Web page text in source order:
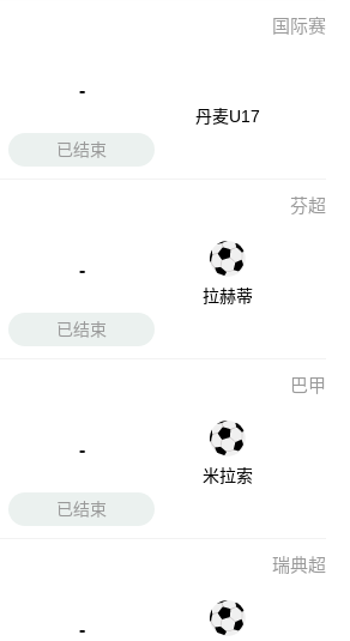
国际赛
-
丹麦U17
已结束
芬超
-
拉赫蒂
已结束
巴甲
-
米拉索
已结束
瑞典超
-